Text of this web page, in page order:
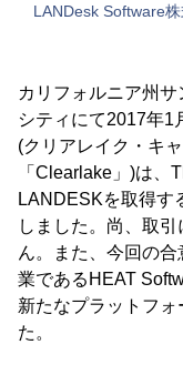
LANDesk Software
カリフォルニア州
シティにて2017年1
(クリアレイク・キ
「Clearlake」)は、
LANDESKを取得す
しました。尚、取
ん。また、今回の
業であるHEAT
新たなプラットフ
た。